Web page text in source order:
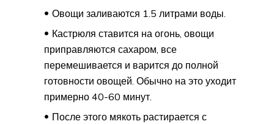
Овощи заливаются 1.5 литрами воды.
Кастрюля ставится на огонь, овощи
приправляются сахаром, все
перемешивается и варится до полной
готовности овощей. Обычно на это уходит
примерно 40-60 минут.
После этого мякоть растирается с